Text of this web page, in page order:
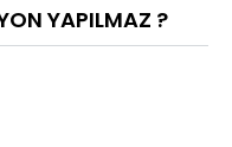
YAPILMAZ ?